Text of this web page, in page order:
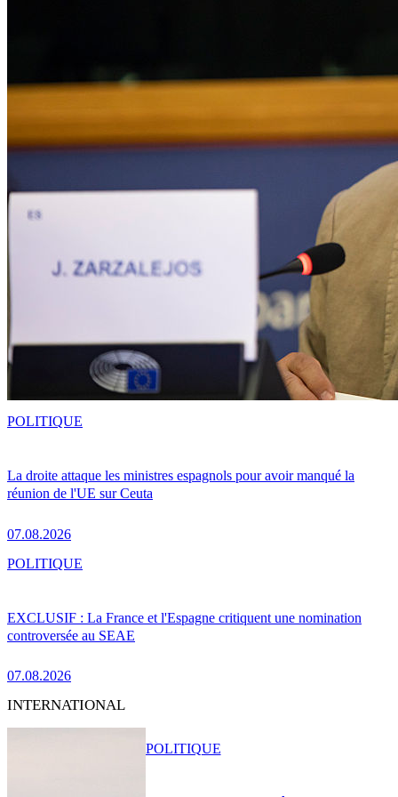
La droite attaque les ministres espagnols pour avoir manqué la
réunion de l'UE sur Ceuta
07.08.2026
POLITIQUE
EXCLUSIF : La France et l'Espagne critiquent une nomination
controversée au SEAE
07.08.2026
POLITIQUE
INTERNATIONAL
POLITIQUE